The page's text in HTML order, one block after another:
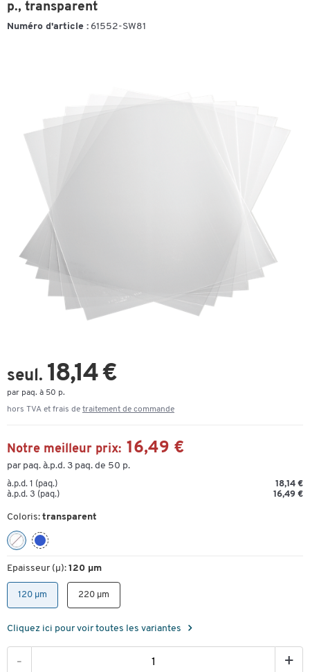
p., transparent
Numéro d'article : 61552-SW81
seul. 18,14 €
par paq. à 50 p.
hors TVA et frais de traitement de commande
Notre meilleur prix: 16,49 €
par paq. à.p.d. 3 paq. de 50 p.
à.p.d. 1 (paq.)
18,14 €
à.p.d. 3 (paq.)
16,49 €
Coloris: transparent
Epaisseur (µ): 120 µm
120 µm 220 µm
Cliquez ici pour voir toutes les variantes
- +